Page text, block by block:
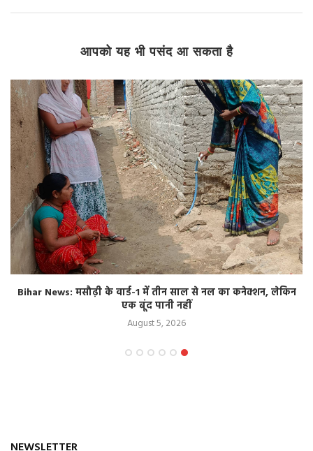
आपको यह भी पसंद आ सकता है
Bihar News: मसौढ़ी के वार्ड-1 में तीन साल से नल का कनेक्शन, लेकिन
एक बूंद पानी नहीं
August 5, 2026
NEWSLETTER